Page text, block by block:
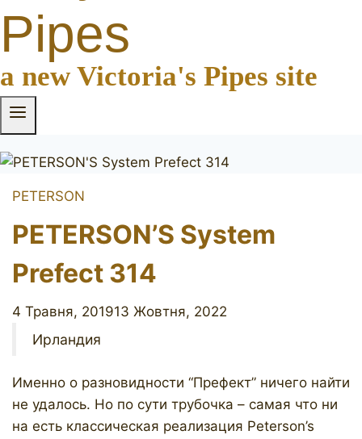
Pipes
a new Victoria's Pipes site
PETERSON
PETERSON’S System
Prefect 314
4 Травня, 201913 Жовтня, 2022
Ирландия
Именно о разновидности “Префект” ничего найти
не удалось. Но по сути трубочка – самая что ни
на есть классическая реализация Peterson’s